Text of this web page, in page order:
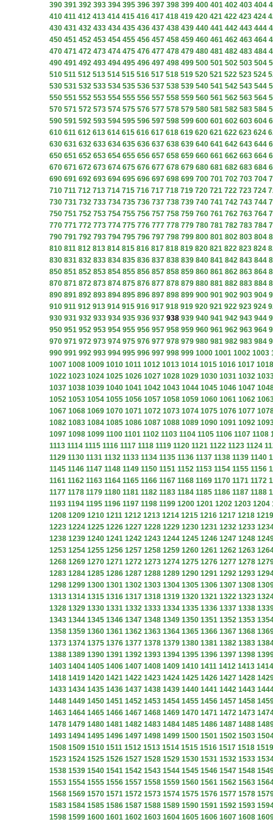
390 391 392 393 394 395 396 397 398 399 400 401 402 403 404
410 411 412 413 414 415 416 417 418 419 420 421 422 423 424
430 431 432 433 434 435 436 437 438 439 440 441 442 443 444
450 451 452 453 454 455 456 457 458 459 460 461 462 463 464
470 471 472 473 474 475 476 477 478 479 480 481 482 483 484
490 491 492 493 494 495 496 497 498 499 500 501 502 503 504
510 511 512 513 514 515 516 517 518 519 520 521 522 523 524
530 531 532 533 534 535 536 537 538 539 540 541 542 543 544
550 551 552 553 554 555 556 557 558 559 560 561 562 563 564
570 571 572 573 574 575 576 577 578 579 580 581 582 583 584
590 591 592 593 594 595 596 597 598 599 600 601 602 603 604
610 611 612 613 614 615 616 617 618 619 620 621 622 623 624
630 631 632 633 634 635 636 637 638 639 640 641 642 643 644
650 651 652 653 654 655 656 657 658 659 660 661 662 663 664
670 671 672 673 674 675 676 677 678 679 680 681 682 683 684
690 691 692 693 694 695 696 697 698 699 700 701 702 703 704
710 711 712 713 714 715 716 717 718 719 720 721 722 723 724
730 731 732 733 734 735 736 737 738 739 740 741 742 743 744
750 751 752 753 754 755 756 757 758 759 760 761 762 763 764
770 771 772 773 774 775 776 777 778 779 780 781 782 783 784
790 791 792 793 794 795 796 797 798 799 800 801 802 803 804
810 811 812 813 814 815 816 817 818 819 820 821 822 823 824
830 831 832 833 834 835 836 837 838 839 840 841 842 843 844
850 851 852 853 854 855 856 857 858 859 860 861 862 863 864
870 871 872 873 874 875 876 877 878 879 880 881 882 883 884
890 891 892 893 894 895 896 897 898 899 900 901 902 903 904
910 911 912 913 914 915 916 917 918 919 920 921 922 923 924
930 931 932 933 934 935 936 937 938 939 940 941 942 943 944
950 951 952 953 954 955 956 957 958 959 960 961 962 963 964
970 971 972 973 974 975 976 977 978 979 980 981 982 983 984
990 991 992 993 994 995 996 997 998 999 1000 1001 1002 1003
1007 1008 1009 1010 1011 1012 1013 1014 1015 1016 1017 1018
1022 1023 1024 1025 1026 1027 1028 1029 1030 1031 1032
1037 1038 1039 1040 1041 1042 1043 1044 1045 1046 1047
1052 1053 1054 1055 1056 1057 1058 1059 1060 1061 1062
1067 1068 1069 1070 1071 1072 1073 1074 1075 1076 1077
1082 1083 1084 1085 1086 1087 1088 1089 1090 1091 1092
1097 1098 1099 1100 1101 1102 1103 1104 1105 1106 1107 1108
1113 1114 1115 1116 1117 1118 1119 1120 1121 1122 1123 1124
1129 1130 1131 1132 1133 1134 1135 1136 1137 1138 1139 1140
1145 1146 1147 1148 1149 1150 1151 1152 1153 1154 1155 1156
1161 1162 1163 1164 1165 1166 1167 1168 1169 1170 1171 1172
1177 1178 1179 1180 1181 1182 1183 1184 1185 1186 1187 1188
1193 1194 1195 1196 1197 1198 1199 1200 1201 1202 1203 1204
1208 1209 1210 1211 1212 1213 1214 1215 1216 1217 1218 1219
1223 1224 1225 1226 1227 1228 1229 1230 1231 1232 1233
1238 1239 1240 1241 1242 1243 1244 1245 1246 1247 1248
1253 1254 1255 1256 1257 1258 1259 1260 1261 1262 1263
1268 1269 1270 1271 1272 1273 1274 1275 1276 1277 1278
1283 1284 1285 1286 1287 1288 1289 1290 1291 1292 1293
1298 1299 1300 1301 1302 1303 1304 1305 1306 1307 1308
1313 1314 1315 1316 1317 1318 1319 1320 1321 1322 1323
1328 1329 1330 1331 1332 1333 1334 1335 1336 1337 1338
1343 1344 1345 1346 1347 1348 1349 1350 1351 1352 1353
1358 1359 1360 1361 1362 1363 1364 1365 1366 1367 1368
1373 1374 1375 1376 1377 1378 1379 1380 1381 1382 1383
1388 1389 1390 1391 1392 1393 1394 1395 1396 1397 1398
1403 1404 1405 1406 1407 1408 1409 1410 1411 1412 1413 1414
1418 1419 1420 1421 1422 1423 1424 1425 1426 1427 1428
1433 1434 1435 1436 1437 1438 1439 1440 1441 1442 1443
1448 1449 1450 1451 1452 1453 1454 1455 1456 1457 1458
1463 1464 1465 1466 1467 1468 1469 1470 1471 1472 1473
1478 1479 1480 1481 1482 1483 1484 1485 1486 1487 1488
1493 1494 1495 1496 1497 1498 1499 1500 1501 1502 1503
1508 1509 1510 1511 1512 1513 1514 1515 1516 1517 1518 1519
1523 1524 1525 1526 1527 1528 1529 1530 1531 1532 1533
1538 1539 1540 1541 1542 1543 1544 1545 1546 1547 1548
1553 1554 1555 1556 1557 1558 1559 1560 1561 1562 1563
1568 1569 1570 1571 1572 1573 1574 1575 1576 1577 1578
1583 1584 1585 1586 1587 1588 1589 1590 1591 1592 1593
1598 1599 1600 1601 1602 1603 1604 1605 1606 1607 1608